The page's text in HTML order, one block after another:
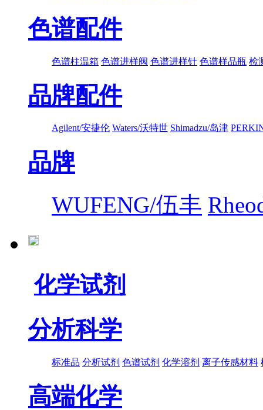
色谱配件
色谱柱温箱 色谱进样阀 色谱进样针 色谱样品瓶 检
品牌配件
Agilent/安捷伦 Waters/沃特世 Shimadzu/岛津
品牌
WUFENG/伍丰
化学试剂
分析科学
标准品 分析试剂 色谱试剂 化学溶剂 离子传感材料
高端化学